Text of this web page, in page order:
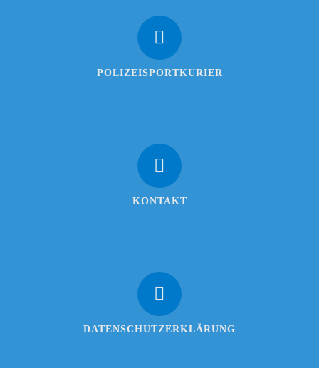
POLIZEISPORTKURIER
KONTAKT
DATENSCHUTZERKLÄRUNG